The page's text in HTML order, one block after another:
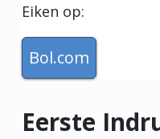
Eiken op:
Bol.com
Eerste